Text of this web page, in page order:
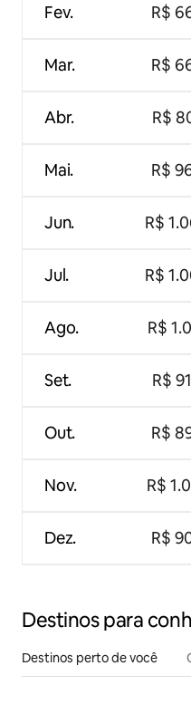
Fev.
Mar.
Abr.
Mai.
Jun.
Jul.
Ago.
Set.
Out.
Nov.
Dez.
R$
R$
R$
R$
R$
R$
R$
R$
R$
R$
R$
Destinos para
Destinos perto de você